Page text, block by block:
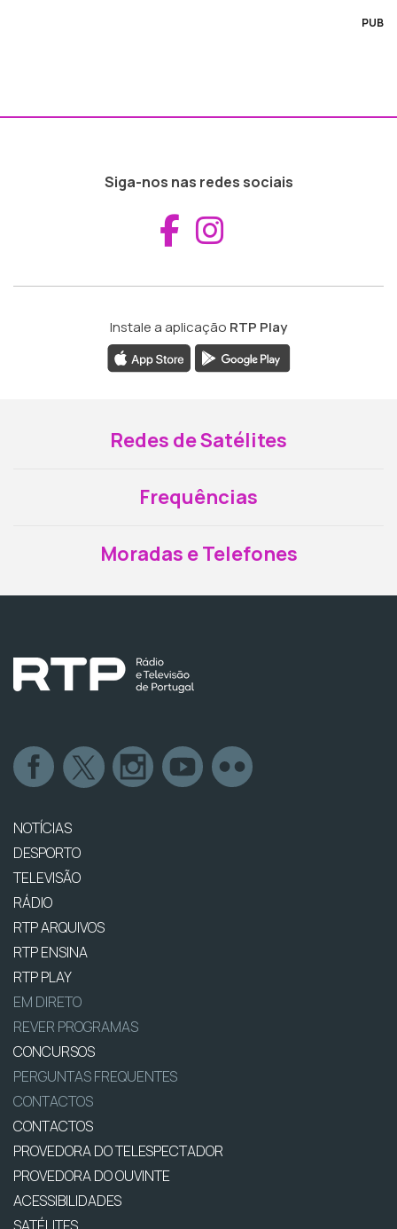
PUB
Siga-nos nas redes sociais
Aceder ao
Instale a aplicação RTP Play
Redes de Satélites
Frequências
Moradas e Telefones
NOTÍCIAS
DESPORTO
TELEVISÃO
RÁDIO
RTP ARQUIVOS
RTP ENSINA
RTP PLAY
EM DIRETO
REVER PROGRAMAS
CONCURSOS
PERGUNTAS FREQUENTES
CONTACTOS
CONTACTOS
PROVEDORA DO TELESPECTADOR
PROVEDORA DO OUVINTE
ACESSIBILIDADES